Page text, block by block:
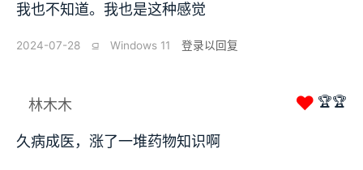
我也不知道。我也是这种感觉
2024-07-28 ⫑ Windows 11 登录以回复
林木木 ❤ 🏆🏆
久病成医，涨了一堆药物知识啊